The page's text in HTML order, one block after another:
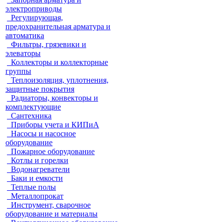
электроприводы
Регулирующая,
предохранительная арматура и
автоматика
Фильтры, грязевики и
элеваторы
Коллекторы и коллекторные
группы
Теплоизоляция, уплотнения,
защитные покрытия
Радиаторы, конвекторы и
комплектующие
Сантехника
Приборы учета и КИПиА
Насосы и насосное
оборудование
Пожарное оборудование
Котлы и горелки
Водонагреватели
Баки и емкости
Теплые полы
Металлопрокат
Инструмент, сварочное
оборудование и материалы